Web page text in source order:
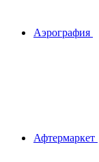
Аэрография
Афтермаркет